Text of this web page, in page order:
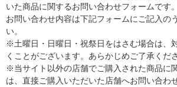
いた商品に関するお問い合わせフォームです。
お問い合わせ内容は下記フォームにご記入の
い。
※土曜日・日曜日・祝祭日をはさむ場合は、
くことがございます。あらかじめご了承くださ
※当サイト以外の店舗でご購入された商品に
は、直接ご購入いただいた店舗へお問い合わ